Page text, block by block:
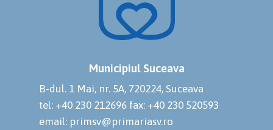
Municipiul Suceava
B-dul. 1 Mai, nr. 5A, 720224, Suceava
tel: +40 230 212696 fax: +40 230 520593
email: primsv@primariasv.ro